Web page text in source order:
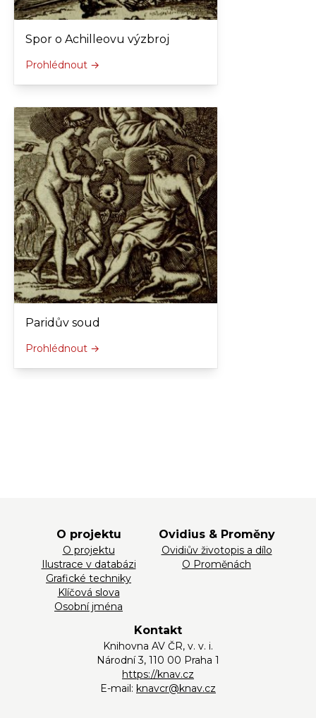
Spor o Achilleovu výzbroj
Prohlédnout →
Paridův soud
Prohlédnout →
O projektu
O projektu
Ilustrace v databázi
Grafické techniky
Klíčová slova
Osobní jména
Ovidius & Proměny
Ovidiův životopis a dílo
O Proměnách
Kontakt
Knihovna AV ČR, v. v. i.
Národní 3, 110 00 Praha 1
https://knav.cz
E-mail: knavcr@knav.cz